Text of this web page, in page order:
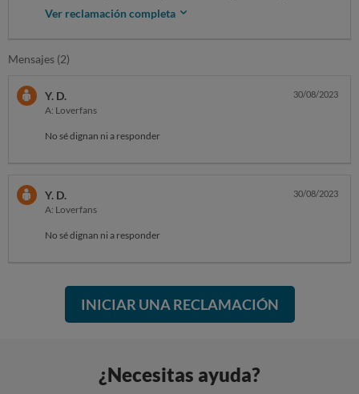
en la página pero no me deja transferir ai cuenta por qué dice tu cuenta
ha Sido bloqueada le he escrito ya 6 veces y no responden nada ya
Ver reclamación completa
Mensajes (2)
Y. D.
A: Loverfans
30/08/2023
No sé dignan ni a responder
Y. D.
A: Loverfans
30/08/2023
No sé dignan ni a responder
INICIAR UNA RECLAMACIÓN
¿Necesitas ayuda?